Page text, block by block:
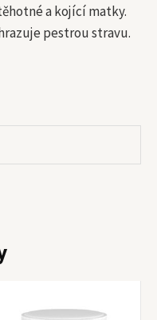
a kojící matky.
pestrou stravu.